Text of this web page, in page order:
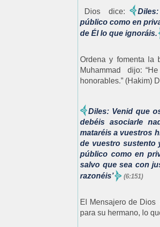
Dios dice:
público como en
de Él lo que ignoráis.
Ordena y fomenta la
Muhammad dijo:
honorables.” (Hakim)
Diles: Venid que
debéis asociarle
mataréis a vuestros
de vuestro sustento
público como en
salvo que sea con
razonéis’
(6:151)
El Mensajero de Dios
para su hermano, lo